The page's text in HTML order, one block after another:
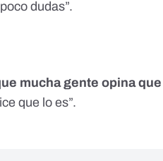
dudas”.
mucha gente opina que
que lo es”.